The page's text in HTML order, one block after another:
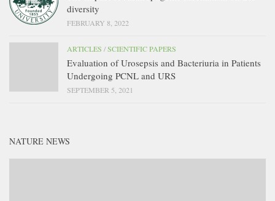
diversity
FEBRUARY 8, 2022
ARTICLES /SCIENTIFIC PAPERS
Evaluation of Urosepsis and Bacteriuria in Patients
Undergoing PCNL and URS
SEPTEMBER 5, 2021
NATURE NEWS